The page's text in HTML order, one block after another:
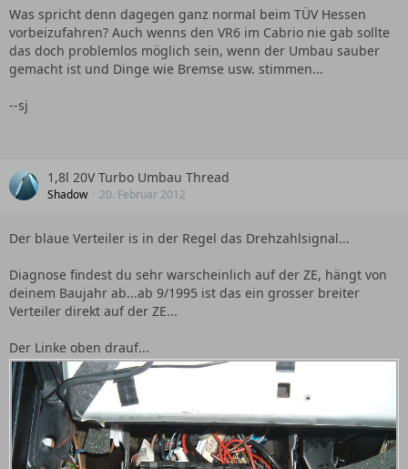
Was spricht denn dagegen ganz normal beim TÜV Hessen
vorbeizufahren? Auch wenns den VR6 im Cabrio nie gab sollte
das doch problemlos möglich sein, wenn der Umbau sauber
gemacht ist und Dinge wie Bremse usw. stimmen...
--sj
1,8l 20V Turbo Umbau Thread
Shadow 20. Februar 2012
Der blaue Verteiler is in der Regel das Drehzahlsignal...
Diagnose findest du sehr warscheinlich auf der ZE, hängt von
deinem Baujahr ab...ab 9/1995 ist das ein grosser breiter
Verteiler direkt auf der ZE...
Der Linke oben drauf...